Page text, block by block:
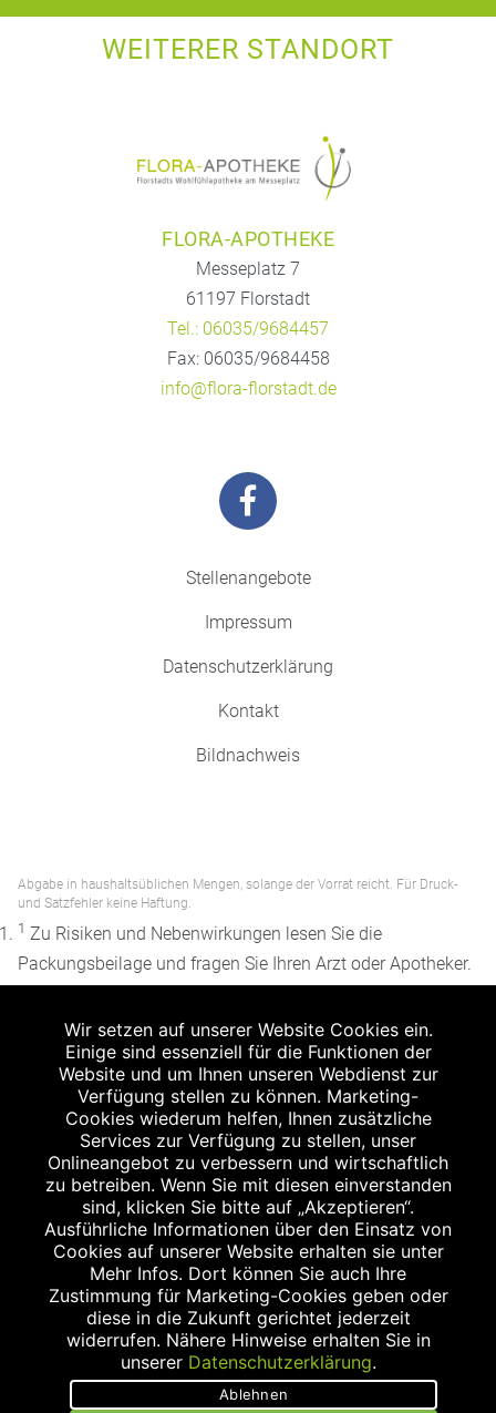
WEITERER STANDORT
FLORA-APOTHEKE
Messeplatz 7
61197 Florstadt
Tel.: 06035/9684457
Fax: 06035/9684458
info@flora-florstadt.de
Stellenangebote
Impressum
Datenschutzerklärung
Kontakt
Bildnachweis
Abgabe in haushaltsüblichen Mengen, solange der Vorrat reicht. Für Druck-
und Satzfehler keine Haftung.
1 Zu Risiken und Nebenwirkungen lesen Sie die
Packungsbeilage und fragen Sie Ihren Arzt oder Apotheker.
Apothekenerstattungspreis (AEP). Der AEP ist keine
unverbindliche Preisempfehlung der Hersteller. Der AEP ist
ein von den Apotheken in Ansatz gebrachter Preis für
rezeptfreie Arzneimittel. Er entspricht in der Höhe dem für
Apotheken verbindlichen Abgabepreis, zu dem eine
Apotheke in bestimmten Fällen (z.B. bei Kindern unter 12
Jahren) das Produkt mit der gesetzlichen
Krankenversicherung abrechnet. Der AEP ist der allgemeine
Erstattungspreis im Falle einer Kostenübernahme durch die
gesetzlichen Krankenkassen, vor Abzug eines
Zwangsrabattes (zur Zeit 5%) nach §130 Abs. 1 SGB V.
Unverbindliche Preisempfehlung des Herstellers (UVP).
powered by apovena.de
Wir setzen auf unserer Website Cookies ein.
Einige sind essenziell für die Funktionen der
Website und um Ihnen unseren Webdienst zur
Verfügung stellen zu können. Marketing-
Cookies wiederum helfen, Ihnen zusätzliche
Services zur Verfügung zu stellen, unser
Onlineangebot zu verbessern und wirtschaftlich
zu betreiben. Wenn Sie mit diesen einverstanden
sind, klicken Sie bitte auf „Akzeptieren“.
Ausführliche Informationen über den Einsatz von
Cookies auf unserer Website erhalten sie unter
Mehr Infos. Dort können Sie auch Ihre
Zustimmung für Marketing-Cookies geben oder
diese in die Zukunft gerichtet jederzeit
widerrufen. Nähere Hinweise erhalten Sie in
unserer Datenschutzerklärung.
Ablehnen